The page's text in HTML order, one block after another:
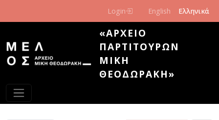
Login English Ελληνικά
«ΑΡΧΕΊΟ
ΠΑΡΤΙΤΟΎΡΩΝ
ΜΊΚΗ
ΘΕΟΔΩΡΆΚΗ»